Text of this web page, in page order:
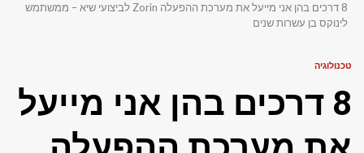
8 דרכים בהן אני מייעל את מערכת ההפעלה Zorin לביצועי שיא – ממשתמש
לינוקס בן עשרות שנים
טכנולוגיה
8 דרכים בהן אני מייעל